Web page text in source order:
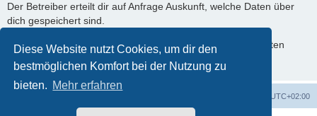
Diese Website nutzt Cookies, um dir den
bestmöglichen Komfort bei der Nutzung zu
bieten. Mehr erfahren
Der Betreiber erteilt dir auf Anfrage Auskunft, welche Daten über
dich gespeichert sind.
Du kannst jederzeit die Löschung bzw. Sperrung deiner Daten
verlangen. Kontaktiere hierzu bitte den Betreiber.
UTC+02:00